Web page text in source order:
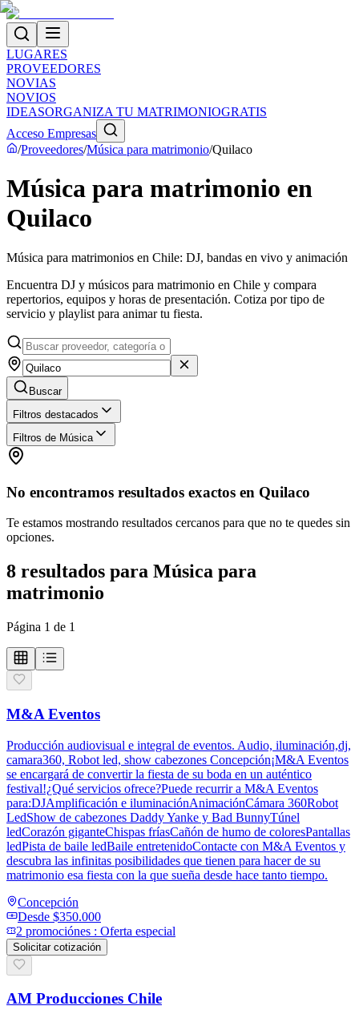
LUGARES
PROVEEDORES
NOVIAS
NOVIOS
IDEASORGANIZA TU MATRIMONIOGRATIS
Acceso Empresas
/Proveedores/Música para matrimonio/Quilaco
Música para matrimonio en
Quilaco
Música para matrimonios en Chile: DJ, bandas en vivo y animación
Encuentra DJ y músicos para matrimonio en Chile y compara
repertorios, equipos y horas de presentación. Cotiza por tipo de
servicio y playlist para animar tu fiesta.
Buscar
Filtros destacados
Filtros de Música
No encontramos resultados exactos en Quilaco
Te estamos mostrando resultados cercanos para que no te quedes sin
opciones.
8 resultados para Música para
matrimonio
Página 1 de 1
M&A Eventos
Producción audiovisual e integral de eventos. Audio, iluminación,dj,
camara360, Robot led, show cabezones Concepción¡M&A Eventos
se encargará de convertir la fiesta de su boda en un auténtico
festival!¿Qué servicios ofrece?Puede recurrir a M&A Eventos
para:DJAmplificación e iluminaciónAnimaciónCámara 360Robot
LedShow de cabezones Daddy Yanke y Bad BunnyTúnel
ledCorazón giganteChispas fríasCañón de humo de coloresPantallas
ledPista de baile ledBaile entretenidoContacte con M&A Eventos y
descubra las infinitas posibilidades que tienen para hacer de su
matrimonio esa fiesta con la que sueña desde hace tanto tiempo.
Concepción
Desde $350.000
2 promociónes : Oferta especial
Solicitar cotización
AM Producciones Chile